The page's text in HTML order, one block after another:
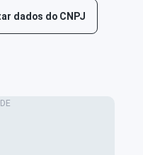
dados do CNPJ